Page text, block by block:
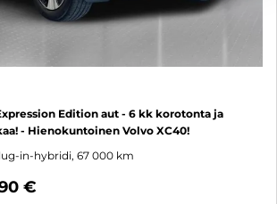
Edition aut - 6 kk korotonta ja
- Hienokuntoinen Volvo XC40!
in-hybridi, 67 000 km
€